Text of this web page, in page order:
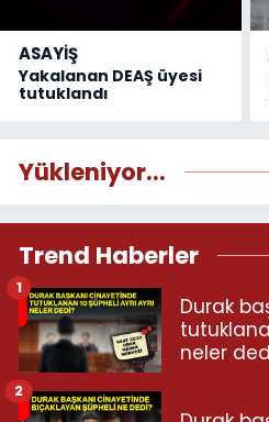
ASAYİŞ
Yakalanan DEAŞ üyesi
tutuklandı
Yükleniyor...
Trend Haberler
Durak
neler
1
2